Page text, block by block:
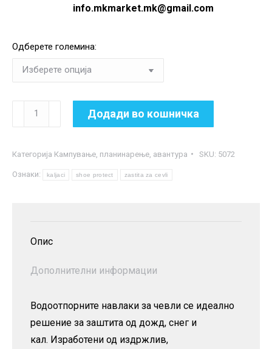
info.mkmarket.mk@gmail.com
Одберете големина:
Заштитни
навлаки
чевли
количина
Додади во кошничка
Категорија Кампување, планинарење, авантура SKU: 5072
Ознаки: kaljaci shoe protect zastita za cevli
Опис
Дополнителни информации
Водоотпорните навлаки за чевли се идеално
решение за заштита од дожд, снег и
кал. Изработени од издржлив,